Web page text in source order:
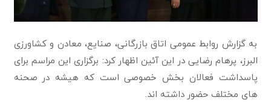
به گزارش روابط عمومی اتاق بازرگانی، صنایع، معادن و کشاورزی
البرز، پرهام رضایی در این آئین اظهار کرد: برگزاری این مراسم برای
پاسداشت فعالان بخش خصوصی است که هیشه در صحنه
های مختلف حضور داشته اند.